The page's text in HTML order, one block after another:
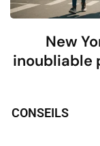
New
inoubliable
CONSEILS